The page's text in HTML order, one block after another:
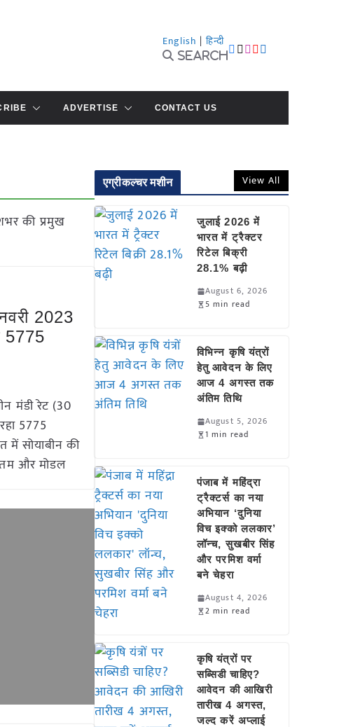
English | हिन्दी
Search
ADVERTISE CONTACT US
की प्रमुख
2023
5775
मंडी रेट (30
5775
में सोयाबीन की
और मोडल
एग्रीकल्चर मशीन View All
जुलाई 2026 में
भारत में ट्रैक्टर
रिटेल बिक्री
28.1% बढ़ी
August 6, 2026
5 min read
विभिन्न कृषि यंत्रों
हेतु आवेदन के लिए
आज 4 अगस्त तक
अंतिम तिथि
August 5, 2026
1 min read
पंजाब में महिंद्रा
ट्रैक्टर्स का नया
अभियान ‘दुनिया
विच इक्को ललकार’
लॉन्च, सुखबीर सिंह
और परमिश वर्मा
बने चेहरा
August 4, 2026
2 min read
कृषि यंत्रों पर
सब्सिडी चाहिए?
आवेदन की आखिरी
तारीख 4 अगस्त,
जल्द करें अप्लाई